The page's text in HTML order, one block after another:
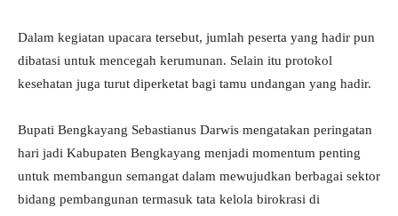
Dalam kegiatan upacara tersebut, jumlah peserta yang hadir pun
dibatasi untuk mencegah kerumunan. Selain itu protokol
kesehatan juga turut diperketat bagi tamu undangan yang hadir.
Bupati Bengkayang Sebastianus Darwis mengatakan peringatan
hari jadi Kabupaten Bengkayang menjadi momentum penting
untuk membangun semangat dalam mewujudkan berbagai sektor
bidang pembangunan termasuk tata kelola birokrasi di